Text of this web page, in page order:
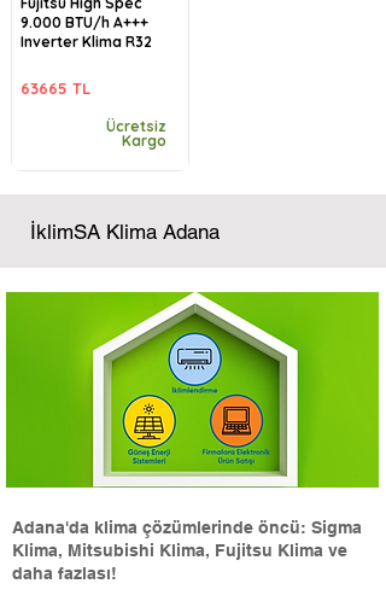
9.000 BTU/h A+++
Inverter Klima R32
63665 TL
Ücretsiz
Kargo
İklimSA Klima Adana
Adana'da klima çözümlerinde öncü: Sigma
Klima, Mitsubishi Klima, Fujitsu Klima ve
daha fazlası!